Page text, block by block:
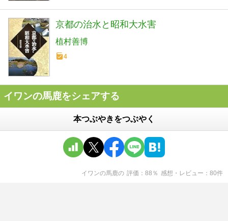
京都の治水と昭和大水害
植村善博
4
イワンの馬鹿をシェアする
本つぶやきをつぶやく
イワンの馬鹿の 評価 88 ％ 感想・レビュー 80件